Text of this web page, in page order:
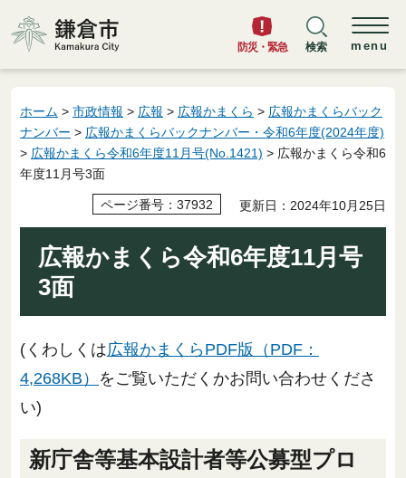
鎌倉市
防災・緊急 検索 menu
ホーム > 市政情報 > 広報 > 広報かまくら > 広報かまくらバック
ナンバー > 広報かまくらバックナンバー・令和6年度(2024年度)
> 広報かまくら令和6年度11月号(No.1421) > 広報かまくら令和6
年度11月号3面
ページ番号：37932 更新日：2024年10月25日
広報かまくら令和6年度11月号
3面
(くわしくは広報かまくらPDF版（PDF：
4,268KB） をご覧いただくかお問い合わせくださ
い)
新庁舎等基本設計者等公募型プロ